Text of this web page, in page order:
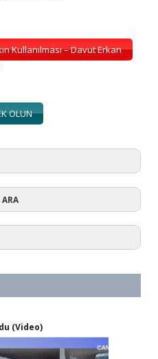
Kullanılması – Davut Erkan
OLUN
(Video)